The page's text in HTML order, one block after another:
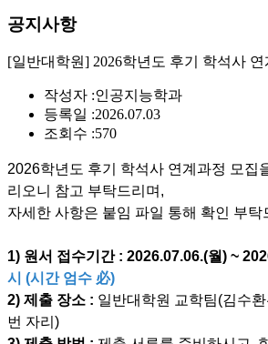
공지사항
[일반대학원] 2026학년도 후기 학석사
작성자 :인공지능학과
등록일 :2026.07.03
조회수 :570
2026학년도 후기 학석사 연계과정 모집
리오니 참고 부탁드리며,
자세한 사항은 붙임 파일 통해 확인 부탁
1) 원서 접수기간 : 2026.07.06.(월) ~
시 (시간 엄수 必)
2) 제출 장소 : 일반대학원 교학팀(김수
번 자리)